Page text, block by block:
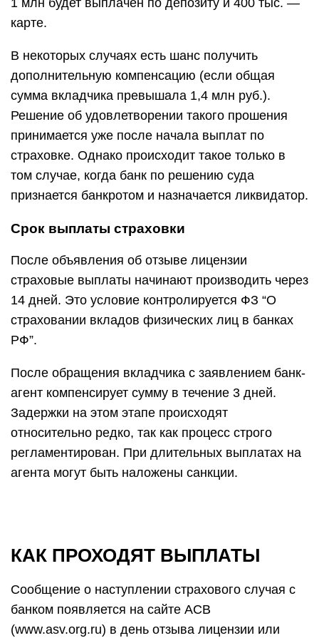
1 млн будет выплачен по депозиту и 400 тыс. —
карте.
В некоторых случаях есть шанс получить
дополнительную компенсацию (если общая
сумма вкладчика превышала 1,4 млн руб.).
Решение об удовлетворении такого прошения
принимается уже после начала выплат по
страховке. Однако происходит такое только в
том случае, когда банк по решению суда
признается банкротом и назначается ликвидатор.
Срок выплаты страховки
После объявления об отзыве лицензии
страховые выплаты начинают производить через
14 дней. Это условие контролируется ФЗ “О
страховании вкладов физических лиц в банках
РФ”.
После обращения вкладчика с заявлением банк-
агент компенсирует сумму в течение 3 дней.
Задержки на этом этапе происходят
относительно редко, так как процесс строго
регламентирован. При длительных выплатах на
агента могут быть наложены санкции.
КАК ПРОХОДЯТ ВЫПЛАТЫ
Сообщение о наступлении страхового случая с
банком появляется на сайте АСВ
(www.asv.org.ru) в день отзыва лицензии или